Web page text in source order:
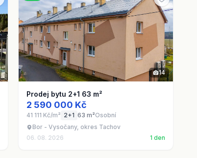
14
Prodej bytu 2+1 63 m²
2 590 000 Kč
41 111 Kč/m² 2+1 63 m²Osobní
Bor - Vysočany, okres Tachov
06. 08. 2026
1 den